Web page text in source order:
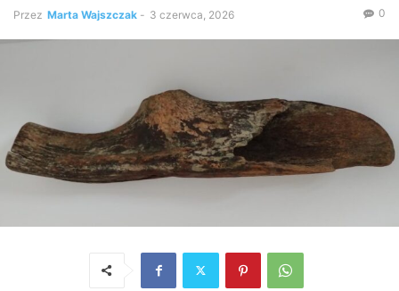
Przez Marta Wajszczak - 3 czerwca, 2026 0